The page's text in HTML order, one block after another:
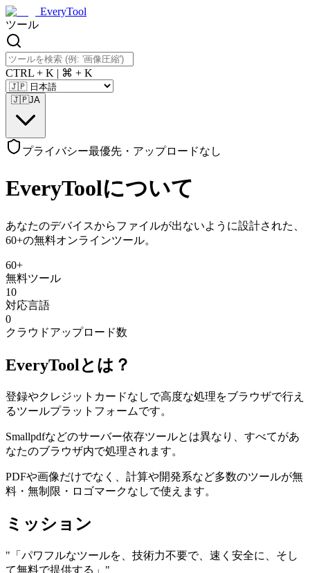
EveryTool
ツール
CTRL + K | ⌘ + K
🇯🇵JA
プライバシー最優先・アップロードなし
EveryToolについて
あなたのデバイスからファイルが出ないように設計された、
60+の無料オンラインツール。
60+
無料ツール
10
対応言語
0
クラウドアップロード数
EveryToolとは？
登録やクレジットカードなしで高度な処理をブラウザで行え
るツールプラットフォームです。
Smallpdfなどのサーバー依存ツールとは異なり、すべてがあ
なたのブラウザ内で処理されます。
PDFや画像だけでなく、計算や開発系など多数のツールが無
料・無制限・ロゴマークなしで使えます。
ミッション
" 「パワフルなツールを、技術力不要で、速く安全に、そし
て無料で提供する」 "